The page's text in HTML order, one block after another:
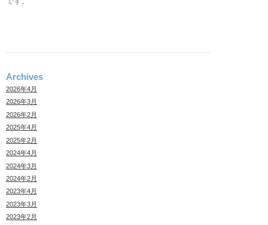
Archives
2026年4月
2026年3月
2026年2月
2025年4月
2025年2月
2024年4月
2024年3月
2024年2月
2023年4月
2023年3月
2023年2月